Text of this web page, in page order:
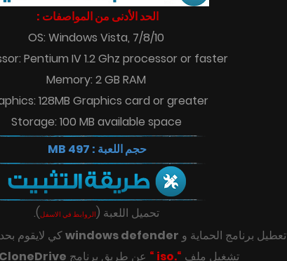
الحد الأدنى من المواصفات :
OS: Windows Vista, 7/8/10
Pentium IV 1.2 Ghz processor or faster
Memory: 2 GB RAM
128MB Graphics card or greater
Storage: 100 MB available space
حجم اللعبة : 497 MB
تحميل اللعبة (الروابط في الاسفل)
.
تعطيل برنامج الحماية و windows defenderكي لايقوم
تشغيل ملف “.iso “ عن طريق برنامج